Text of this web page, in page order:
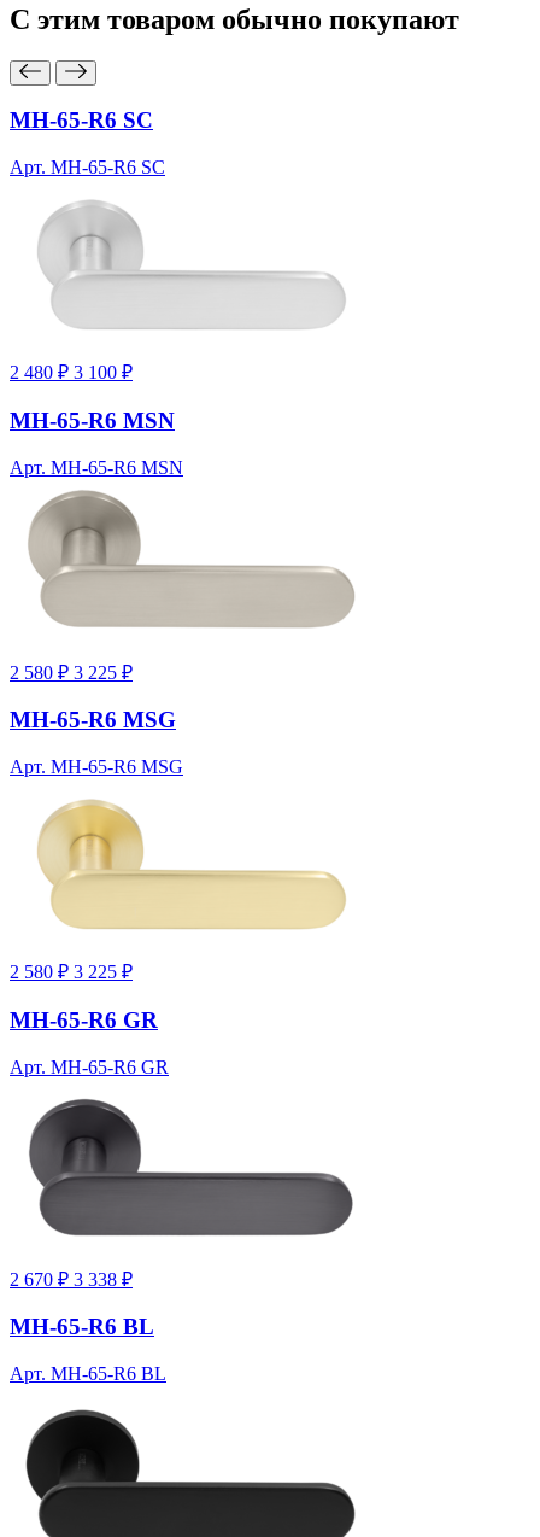
С этим товаром обычно покупают
MH-65-R6 SC
Арт. MH-65-R6 SC
2 480 ₽ 3 100 ₽
MH-65-R6 MSN
Арт. MH-65-R6 MSN
2 580 ₽ 3 225 ₽
MH-65-R6 MSG
Арт. MH-65-R6 MSG
2 580 ₽ 3 225 ₽
MH-65-R6 GR
Арт. MH-65-R6 GR
2 670 ₽ 3 338 ₽
MH-65-R6 BL
Арт. MH-65-R6 BL